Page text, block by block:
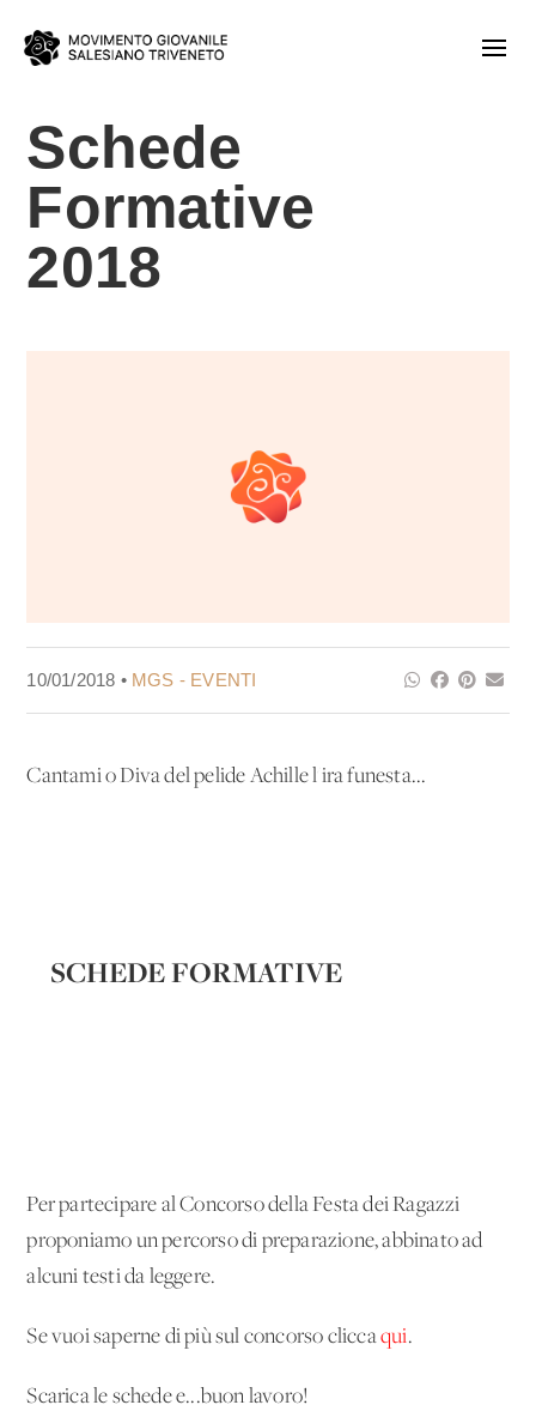
Schede
Formative
2018
10/01/2018 • MGS - EVENTI
Cantami o Diva del pelide Achille l'ira funesta...
SCHEDE FORMATIVE
Per partecipare al Concorso della Festa dei Ragazzi
proponiamo un percorso di preparazione, abbinato ad
alcuni testi da leggere.
Se vuoi saperne di più sul concorso cliccaqui.
Scarica le schede e...buon lavoro!